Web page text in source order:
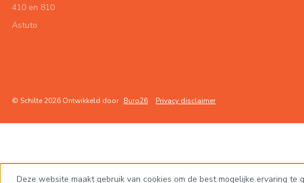
410 en 810
Astuto
© Schilte 2026 Ontwikkeld door Buro26 Privacy disclaimer
Deze website maakt gebruik van cookies om de best mogelijke ervaring te